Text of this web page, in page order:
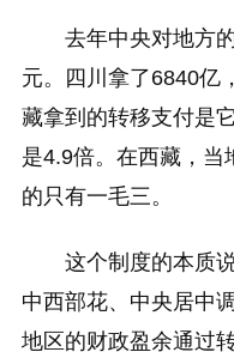
去年中央对地方
元。四川拿了6840亿
藏拿到的转移支付是
是4.9倍。在西藏，当
的只有一毛三。
这个制度的本质
中西部花、中央居中
地区的财政盈余通过